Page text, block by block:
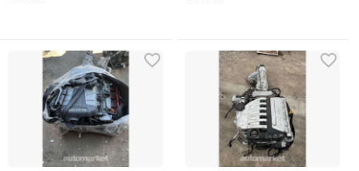
favorite_border favorite_border